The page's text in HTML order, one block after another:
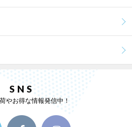
SNS
やお得な情報発信中！